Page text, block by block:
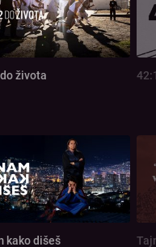
života
kako dišeš